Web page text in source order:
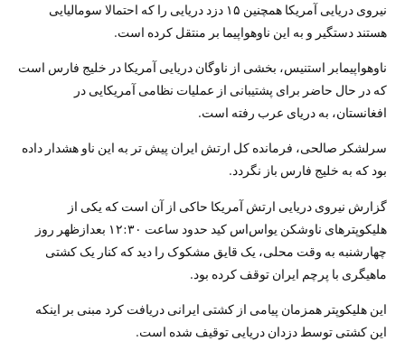
نیروی دریایی آمریکا همچنین ۱۵ دزد دریایی را که احتمالا سومالیایی
هستند دستگیر و به این ناوهواپیما بر منتقل کرده است.
ناوهواپیمابر استنیس، بخشی از ناوگان دریایی آمریکا در خلیج فارس است
که در حال حاضر برای پشتیبانی از عملیات نظامی آمریکایی در
افغانستان، به دریای عرب رفته است.
سرلشکر صالحی، فرمانده کل ارتش ایران پیش تر به این ناو هشدار داده
بود که به خلیج فارس باز نگردد.
گزارش نیروی دریایی ارتش آمریکا حاکی از آن است که یکی از
هلیکوپترهای ناوشکن یواس‌اس کید حدود ساعت ۱۲:۳۰ بعدازظهر روز
چهارشنبه به وقت محلی، یک قایق مشکوک را دید که کنار یک کشتی
ماهیگری با پرچم ایران توقف کرده بود.
این هلیکوپتر همزمان پیامی از کشتی ایرانی دریافت کرد مبنی بر اینکه
این کشتی توسط دزدان دریایی توقیف شده است.